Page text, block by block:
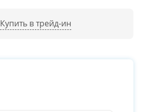
Купить в трейд-ин